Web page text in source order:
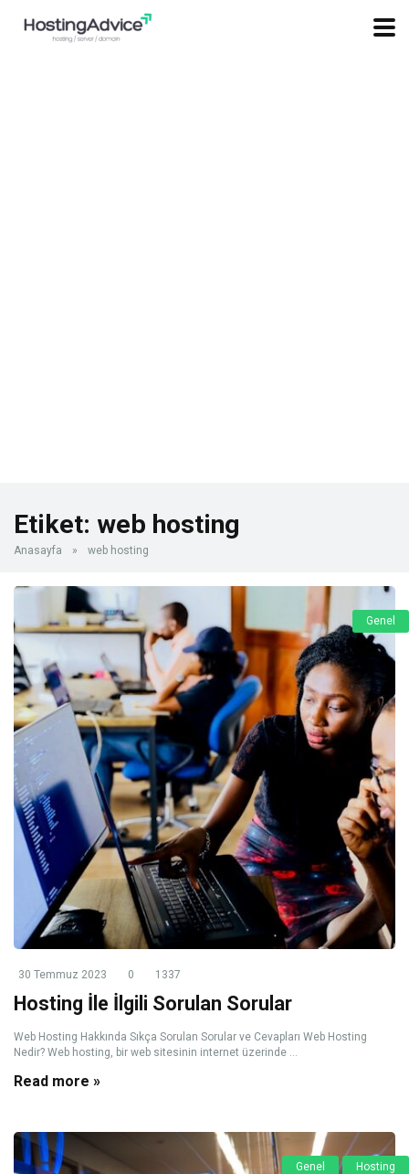
Etiket: web hosting
Anasayfa » web hosting
Genel
30 Temmuz 2023 0 1337
Hosting İle İlgili Sorulan Sorular
Web Hosting Hakkında Sıkça Sorulan Sorular ve Cevapları Web Hosting
Nedir? Web hosting, bir web sitesinin internet üzerinde ...
Read more »
Genel Hosting